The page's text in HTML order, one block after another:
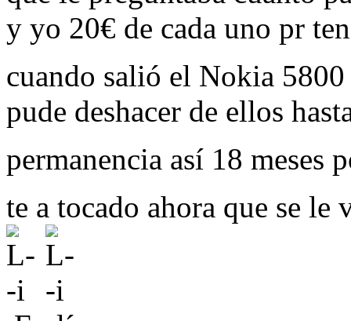
y yo 20€ de cada uno pr
cuando salió el Nokia
pude deshacer de ellos
permanencia así 18 meses
te a tocado ahora que se